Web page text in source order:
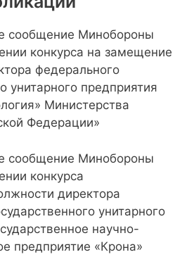
сообщение Минобороны
конкурса на замещение
федерального
унитарного предприятия
Министерства
Федерации»
сообщение Минобороны
конкурса
директора
унитарного
научно-
предприятие «Крона»